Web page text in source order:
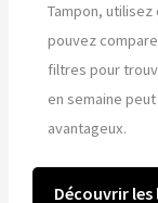
Tampon,
pouvez
filtres pour
en semaine
avantageux.
Découvrir